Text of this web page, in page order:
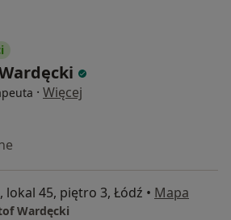
· Więcej
lokal 45, piętro 3, Łódź • Mapa
Wardęcki